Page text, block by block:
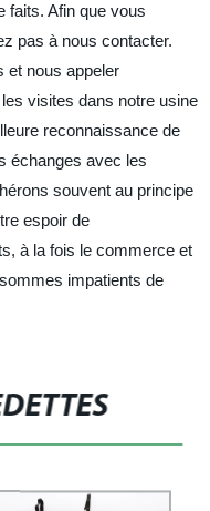
faits. Afin que vous
pas à nous contacter.
et nous appeler
visites dans notre usine
reconnaissance de
échanges avec les
souvent au principe
espoir de
à la fois le commerce et
impatients de